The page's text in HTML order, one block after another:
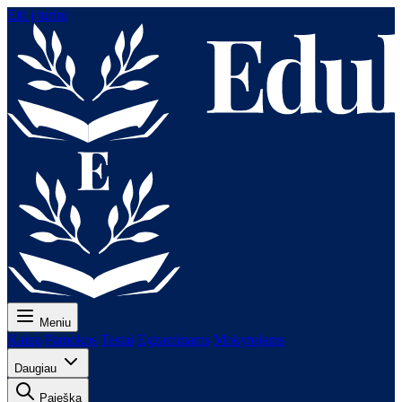
Eiti į turinį
Meniu
Kaina Pamokos Testai Egzaminams Mokytojams
Daugiau
Paieška